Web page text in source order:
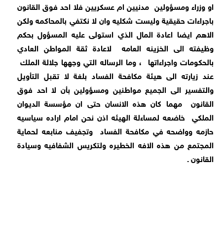
او وزراء ومسؤولين مدنيين ام عسكريين فلا احد فوق القانون
باجراءات حقيقية وليست شكليه وان لا نكتفي بالمحاكمه ولكن
الاهم ايضا اعادة المال الذي استولى عليه المسؤول بحكم
وظيفته الى الخزينه العامه
لاعادة ثقة المواطن العادي
بالحكومات واجراءاتها ، وما الرساله التي وجهها جلالة الملك
عند زيارته الى هيئة مكافحة الفساد بلغة لا تقبل التأويل
والتفسير الى الجميع مواطنين ومسؤولين بأن لا احد فوق
القانون
مهما كان هذه الانسان حتى ان مؤسسة الديوان
الملكي خاضعه لمساءلة الهيئه اذن نحن امام اراده سياسيه
حازمه وواضحه في مكافحة الفساد وتجفيف منابعه لحماية
المجتمع من هذه الافه الخطيره ولتكريس الشفافيه وسيادة
القانون .